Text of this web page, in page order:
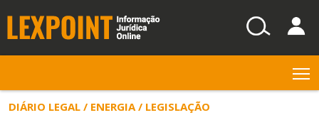
DIÁRIO LEGAL / ENERGIA / LEGISLAÇÃO